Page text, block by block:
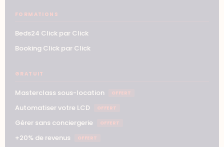
FORMATIONS
Beds24 Click par Click
Booking Click par Click
GRATUIT
Masterclass sous-location OFFERT
Automatiser votre LCD OFFERT
Gérer sans conciergerie OFFERT
+20% de revenus OFFERT